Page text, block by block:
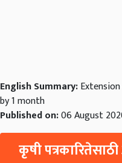
English Summary:
by 1 month
Published on:06 August
कृषी